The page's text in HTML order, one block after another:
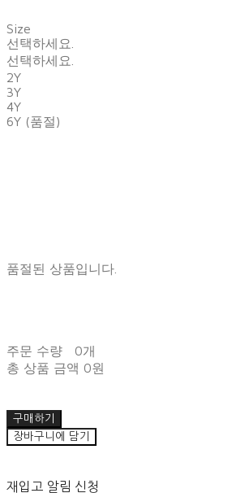
Size
선택하세요.
선택하세요.
2Y
3Y
4Y
6Y (품절)
품절된 상품입니다.
주문 수량
0개
총 상품 금액 0원
구매하기
장바구니에 담기
재입고 알림 신청